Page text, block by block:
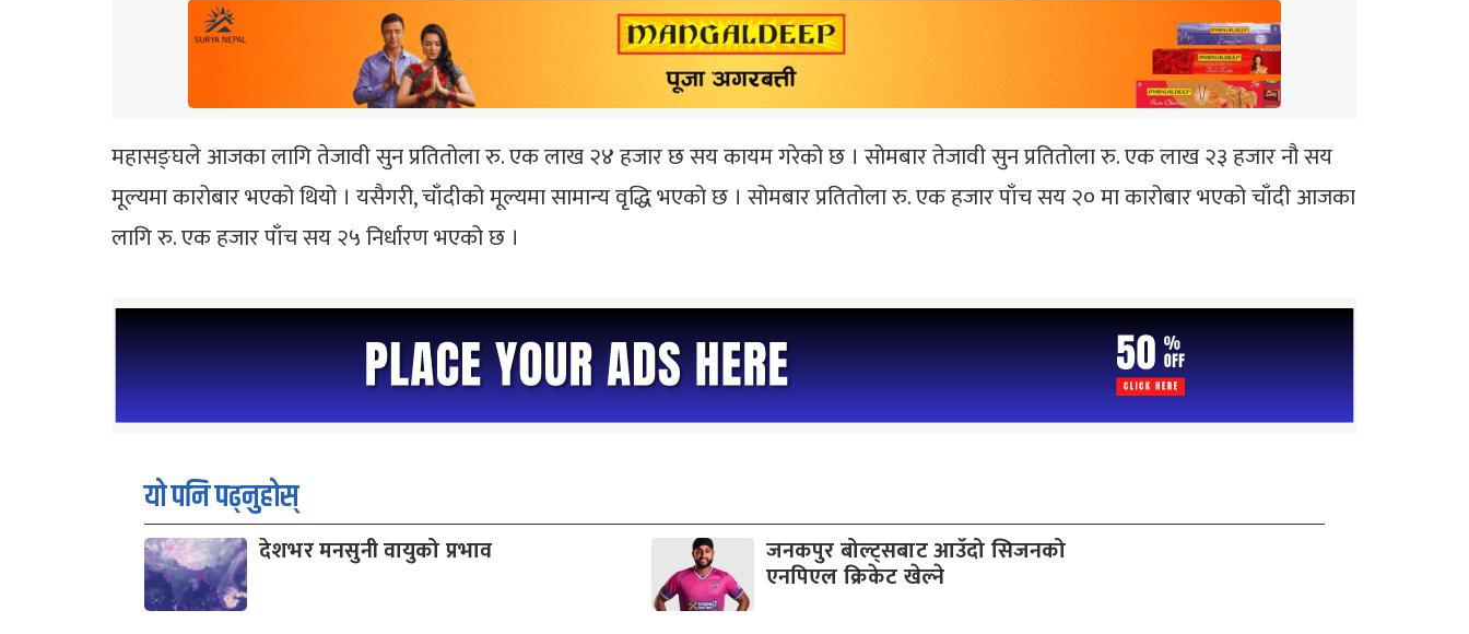
महासङ्घले आजका लागि तेजावी सुन प्रतितोला रु. एक लाख २४ हजार छ सय कायम गरेको छ । सोमबार तेजावी सुन प्रतितोला रु. एक लाख २३ हजार नौ सय
मूल्यमा कारोबार भएको थियो । यसैगरी, चाँदीको मूल्यमा सामान्य वृद्धि भएको छ । सोमबार प्रतितोला रु. एक हजार पाँच सय २० मा कारोबार भएको चाँदी आजका
लागि रु. एक हजार पाँच सय २५ निर्धारण भएको छ ।
यो पनि पढ्नुहोस्
देशभर मनसुनी वायुको प्रभाव जनकपुर बोल्ट्सबाट आउँदो सिजनको
एनपिएल क्रिकेट खेल्ने